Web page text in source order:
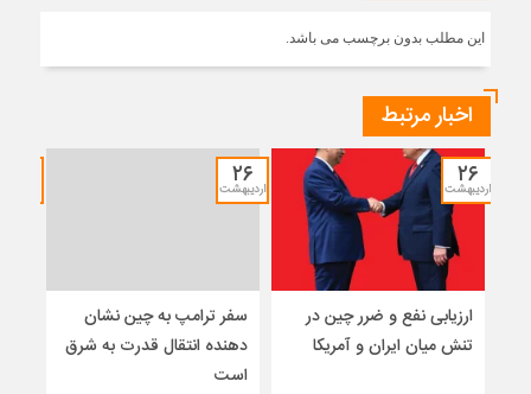
این مطلب بدون برچسب می باشد.
اخبار مرتبط
۲۶
اردیبهشت
ارزیابی نفع و ضرر چین در
تنش میان ایران و آمریکا
۲۶
اردیبهشت
سفر ترامپ به چین نشان
دهنده انتقال قدرت به شرق
است